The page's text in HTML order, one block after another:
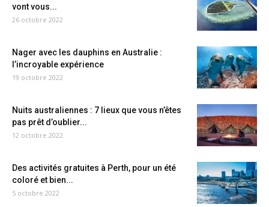
vont vous...
26 octobre 2022
Nager avec les dauphins en Australie :
l’incroyable expérience
19 octobre 2022
Nuits australiennes : 7 lieux que vous n’êtes
pas prêt d’oublier...
12 octobre 2022
Des activités gratuites à Perth, pour un été
coloré et bien...
5 octobre 2022